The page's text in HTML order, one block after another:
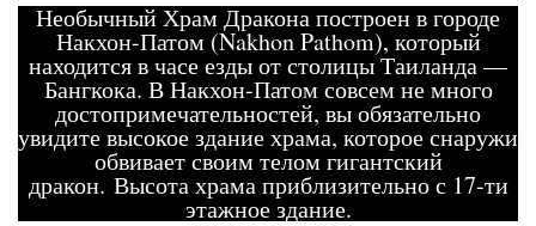
Необычный Храм Дракона построен в городе
Накхон-Патом (Nakhon Pathom), который
находится в часе езды от столицы Таиланда —
Бангкока. В Накхон-Патом совсем не много
достопримечательностей, вы обязательно
увидите высокое здание храма, которое снаружи
обвивает своим телом гигантский
дракон. Высота храма приблизительно с 17-ти
этажное здание.